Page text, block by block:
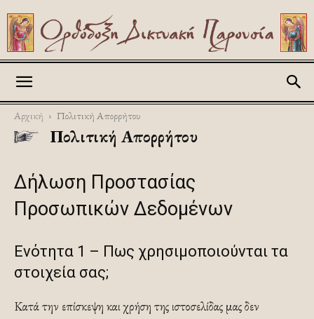
Αρχική Πολιτική Απορρήτου
Πολιτική Απορρήτου
Δήλωση Προστασίας
Προσωπικών Δεδομένων
Ενότητα 1 – Πως χρησιμοποιούνται τα
στοιχεία σας;
Κατά την επίσκεψη και χρήση της ιστοσελίδας μας δεν